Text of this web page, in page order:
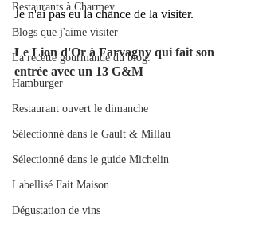
Restaurants à Charmey
Blogs que j'aime visiter
La recette gourmande du blog.
Hamburger
Restaurant ouvert le dimanche
Sélectionné dans le Gault & Millau
Sélectionné dans le guide Michelin
Labellisé Fait Maison
Dégustation de vins
Je n'ai pas eu la chance de la visiter.
Le Lion d'Or à Farvagny qui fait son
entrée avec un 13 G&M